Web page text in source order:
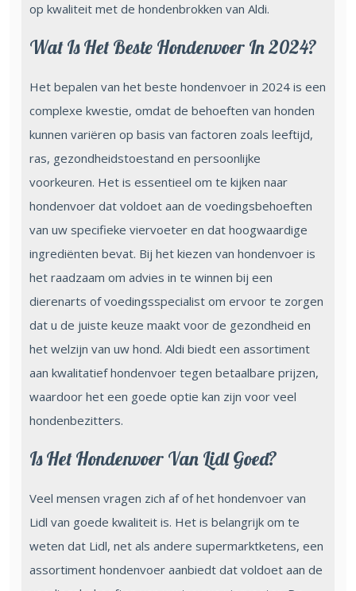
op kwaliteit met de hondenbrokken van Aldi.
Wat Is Het Beste Hondenvoer In 2024?
Het bepalen van het beste hondenvoer in 2024 is een
complexe kwestie, omdat de behoeften van honden
kunnen variëren op basis van factoren zoals leeftijd,
ras, gezondheidstoestand en persoonlijke
voorkeuren. Het is essentieel om te kijken naar
hondenvoer dat voldoet aan de voedingsbehoeften
van uw specifieke viervoeter en dat hoogwaardige
ingrediënten bevat. Bij het kiezen van hondenvoer is
het raadzaam om advies in te winnen bij een
dierenarts of voedingsspecialist om ervoor te zorgen
dat u de juiste keuze maakt voor de gezondheid en
het welzijn van uw hond. Aldi biedt een assortiment
aan kwalitatief hondenvoer tegen betaalbare prijzen,
waardoor het een goede optie kan zijn voor veel
hondenbezitters.
Is Het Hondenvoer Van Lidl Goed?
Veel mensen vragen zich af of het hondenvoer van
Lidl van goede kwaliteit is. Het is belangrijk om te
weten dat Lidl, net als andere supermarktketens, een
assortiment hondenvoer aanbiedt dat voldoet aan de